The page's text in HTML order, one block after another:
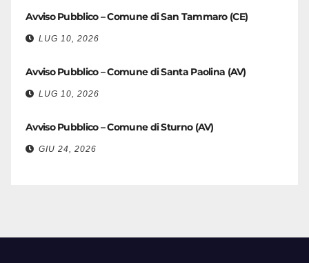
Avviso Pubblico – Comune di San Tammaro (CE)
LUG 10, 2026
Avviso Pubblico – Comune di Santa Paolina (AV)
LUG 10, 2026
Avviso Pubblico – Comune di Sturno (AV)
GIU 24, 2026